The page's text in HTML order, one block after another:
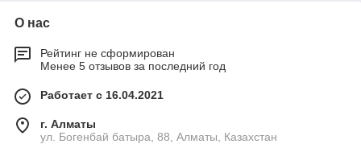
О нас
Рейтинг не сформирован
Менее 5 отзывов за последний год
Работает с 16.04.2021
г. Алматы
ул. Богенбай батыра, 88, Алматы, Казахстан